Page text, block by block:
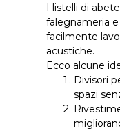
I listelli di
falegnameria
facilmente
acustiche.
Ecco alcune
Divisori
spazi